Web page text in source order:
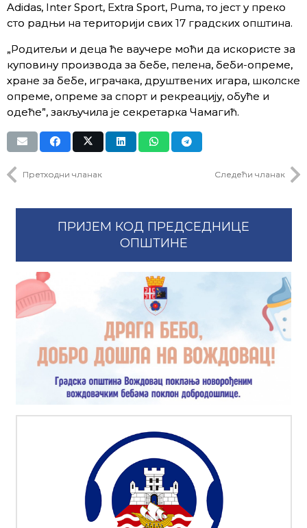
Adidas, Inter Sport, Extra Sport, Puma, то јест у преко
сто радњи на територији свих 17 градских општина.
„Родитељи и деца ће ваучере моћи да искористе за
куповину производа за бебе, пелена, беби-опреме,
хране за бебе, играчака, друштвених игара, школске
опреме, опреме за спорт и рекреацију, обуће и
одеће”, закључила је секретарка Чамагић.
Претходни чланак Следећи чланак
ПРИЈЕМ КОД ПРЕДСЕДНИЦЕ
ОПШТИНЕ